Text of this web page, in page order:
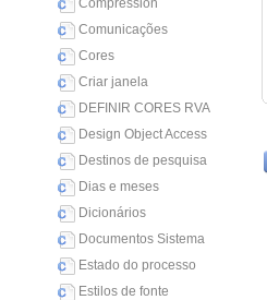
Compression
Comunicações
Cores
Criar janela
DEFINIR CORES RVA
Design Object Access
Destinos de pesquisa
Dias e meses
Dicionários
Documentos Sistema
Estado do processo
Estilos de fonte